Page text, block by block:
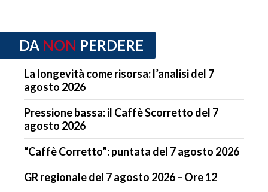
DA NON PERDERE
La longevità come risorsa: l’analisi del 7
agosto 2026
Pressione bassa: il Caffè Scorretto del 7
agosto 2026
“Caffè Corretto”: puntata del 7 agosto 2026
GR regionale del 7 agosto 2026 – Ore 12